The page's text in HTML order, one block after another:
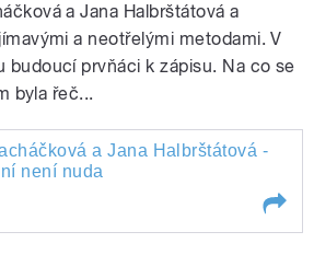
a Jana Halbrštátová a
a neotřelými metodami. V
prvňáci k zápisu. Na co se
byla řeč...
a Jana Halbrštátová -
není nuda